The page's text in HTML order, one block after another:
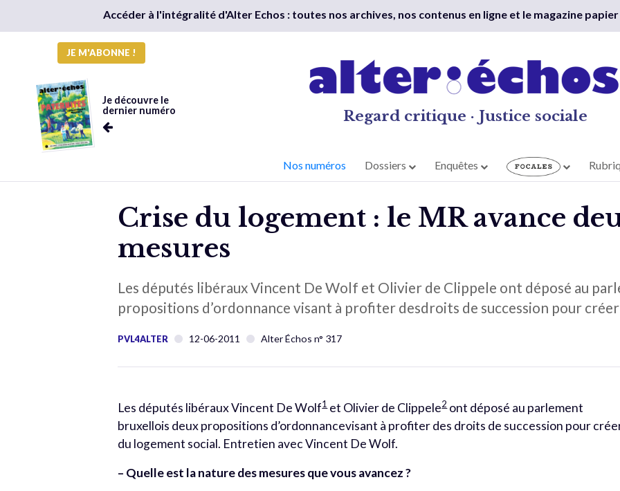
Accéder à l'intégralité d'Alter Echos : toutes nos archives, nos contenus en ligne et le magazine papier
JE M'ABONNE !
Je découvre le
dernier numéro
Regard critique · Justice sociale
Nos numéros Dossiers Enquêtes
Crise du logement : le MR avance
mesures
Les députés libéraux Vincent De Wolf et Olivier de Clippele ont déposé au
propositions d’ordonnance visant à profiter desdroits de succession pour
PVL4ALTER 12-06-2011 Alter Échos n° 317
Les députés libéraux Vincent De Wolf1et Olivier de Clippele2ont déposé au parlement
bruxellois deux propositions d’ordonnancevisant à profiter des droits de succession pour
du logement social. Entretien avec Vincent De Wolf.
– Quelle est la nature des mesures que vous avancez ?